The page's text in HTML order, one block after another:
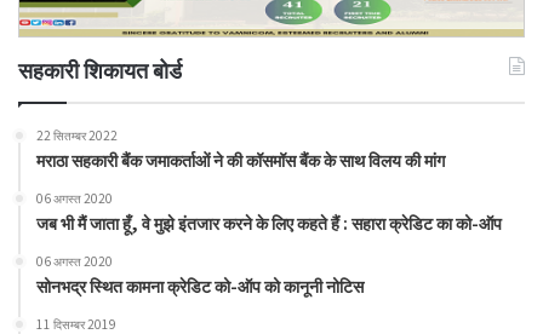
सहकारी शिकायत बोर्ड
22 सितम्बर 2022
मराठा सहकारी बैंक जमाकर्ताओं ने की कॉसमॉस बैंक के साथ विलय की मांग
06 अगस्त 2020
जब भी मैं जाता हूँ, वे मुझे इंतजार करने के लिए कहते हैं : सहारा क्रेडिट का को-ऑप
06 अगस्त 2020
सोनभद्र स्थित कामना क्रेडिट को-ऑप को कानूनी नोटिस
11 दिसम्बर 2019